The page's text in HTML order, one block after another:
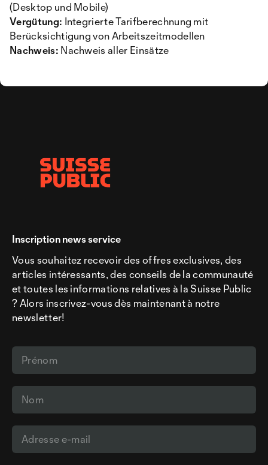
(Desktop und Mobile)
Vergütung: Integrierte Tarifberechnung mit
Berücksichtigung von Arbeitszeitmodellen
Nachweis: Nachweis aller Einsätze
Inscription news service
Vous souhaitez recevoir des offres exclusives, des
articles intéressants, des conseils de la communauté
et toutes les informations relatives à la Suisse Public
? Alors inscrivez-vous dès maintenant à notre
newsletter!